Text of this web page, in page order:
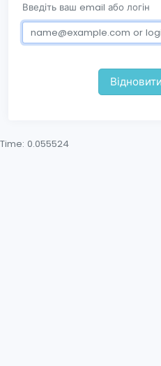
Введіть ваш email або логін
Time: 0.055524